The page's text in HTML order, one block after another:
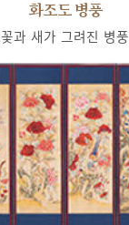
화조도 병풍
꽃과 새가 그려진 병풍